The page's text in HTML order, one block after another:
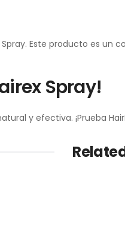
Este producto es
Spray!
y efectiva. ¡Prueba